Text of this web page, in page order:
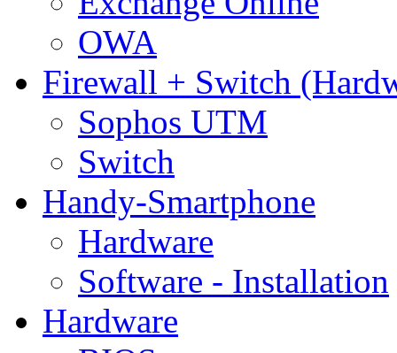
OWA
Firewall + Switch
Sophos UTM
Switch
Handy-Smartphone
Hardware
Software - Installation
Hardware